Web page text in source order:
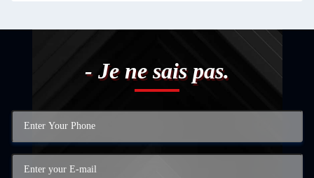
- Je ne sais pas.